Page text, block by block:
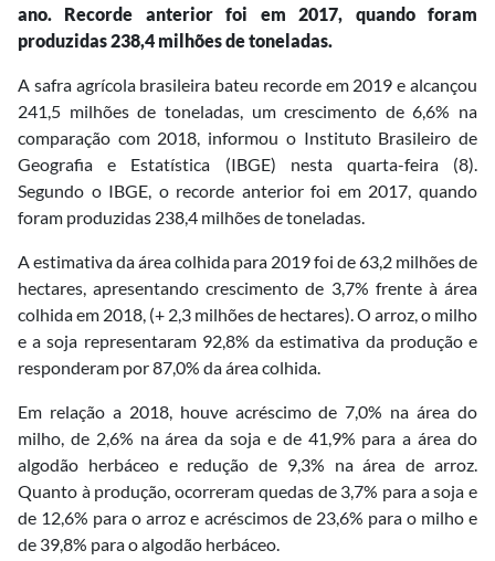
ano. Recorde anterior foi em 2017, quando foram
produzidas 238,4 milhões de toneladas.
A safra agrícola brasileira bateu recorde em 2019 e alcançou
241,5 milhões de toneladas, um crescimento de 6,6% na
comparação com 2018, informou o Instituto Brasileiro de
Geografia e Estatística (IBGE) nesta quarta-feira (8).
Segundo o IBGE, o recorde anterior foi em 2017, quando
foram produzidas 238,4 milhões de toneladas.
A estimativa da área colhida para 2019 foi de 63,2 milhões de
hectares, apresentando crescimento de 3,7% frente à área
colhida em 2018, (+ 2,3 milhões de hectares). O arroz, o milho
e a soja representaram 92,8% da estimativa da produção e
responderam por 87,0% da área colhida.
Em relação a 2018, houve acréscimo de 7,0% na área do
milho, de 2,6% na área da soja e de 41,9% para a área do
algodão herbáceo e redução de 9,3% na área de arroz.
Quanto à produção, ocorreram quedas de 3,7% para a soja e
de 12,6% para o arroz e acréscimos de 23,6% para o milho e
de 39,8% para o algodão herbáceo.